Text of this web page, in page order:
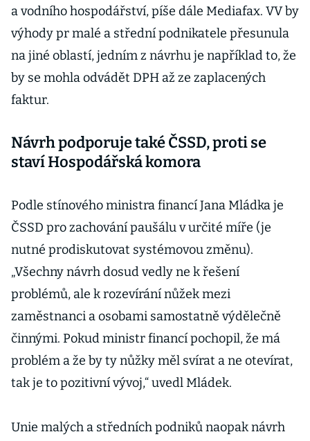
a vodního hospodářství, píše dále Mediafax. VV by
výhody pr malé a střední podnikatele přesunula
na jiné oblastí, jedním z návrhu je například to, že
by se mohla odvádět DPH až ze zaplacených
faktur.
Návrh podporuje také ČSSD, proti se
staví Hospodářská komora
Podle stínového ministra financí Jana Mládka je
ČSSD pro zachování paušálu v určité míře (je
nutné prodiskutovat systémovou změnu).
„Všechny návrh dosud vedly ne k řešení
problémů, ale k rozevírání nůžek mezi
zaměstnanci a osobami samostatně výdělečně
činnými. Pokud ministr financí pochopil, že má
problém a že by ty nůžky měl svírat a ne otevírat,
tak je to pozitivní vývoj,“ uvedl Mládek.
Unie malých a středních podniků naopak návrh